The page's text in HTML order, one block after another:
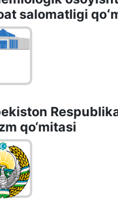
salomatligi
qo‘mitasi